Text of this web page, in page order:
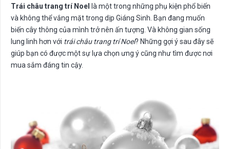
Trái châu trang trí Noel
là một trong những phụ kiện phổ biến
và không thể vắng mặt trong dịp Giáng Sinh. Bạn đang muốn
biến cây thông của mình trở nên ấn tượng. Và không gian sống
lung linh hơn với trái châu trang trí Noel? Những gợi ý sau đây sẽ
giúp bạn có được một sự lựa chọn ưng ý cũng như tìm được nơi
mua sắm đáng tin cậy.